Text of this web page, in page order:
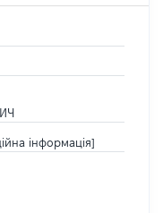
інформація]